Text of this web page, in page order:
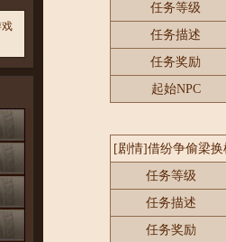
任务等级
任务描述
任务奖励
起始NPC
[剧情]借纷争偷梁换
任务等级
任务描述
任务奖励